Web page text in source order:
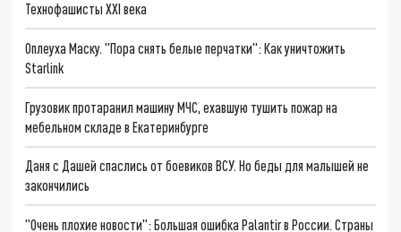
Технофашисты XXI века
Оплеуха Маску. "Пора снять белые перчатки": Как уничтожить
Starlink
Грузовик протаранил машину МЧС, ехавшую тушить пожар на
мебельном складе в Екатеринбурге
Даня с Дашей спаслись от боевиков ВСУ. Но беды для малышей не
закончились
"Очень плохие новости": Большая ошибка Palantir в России. Страны